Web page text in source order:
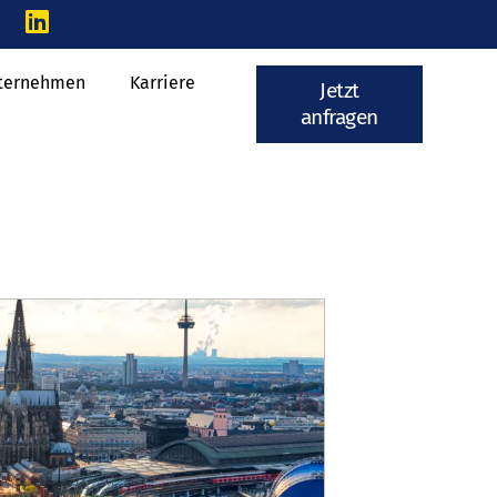
Karriere
Jetzt
anfragen